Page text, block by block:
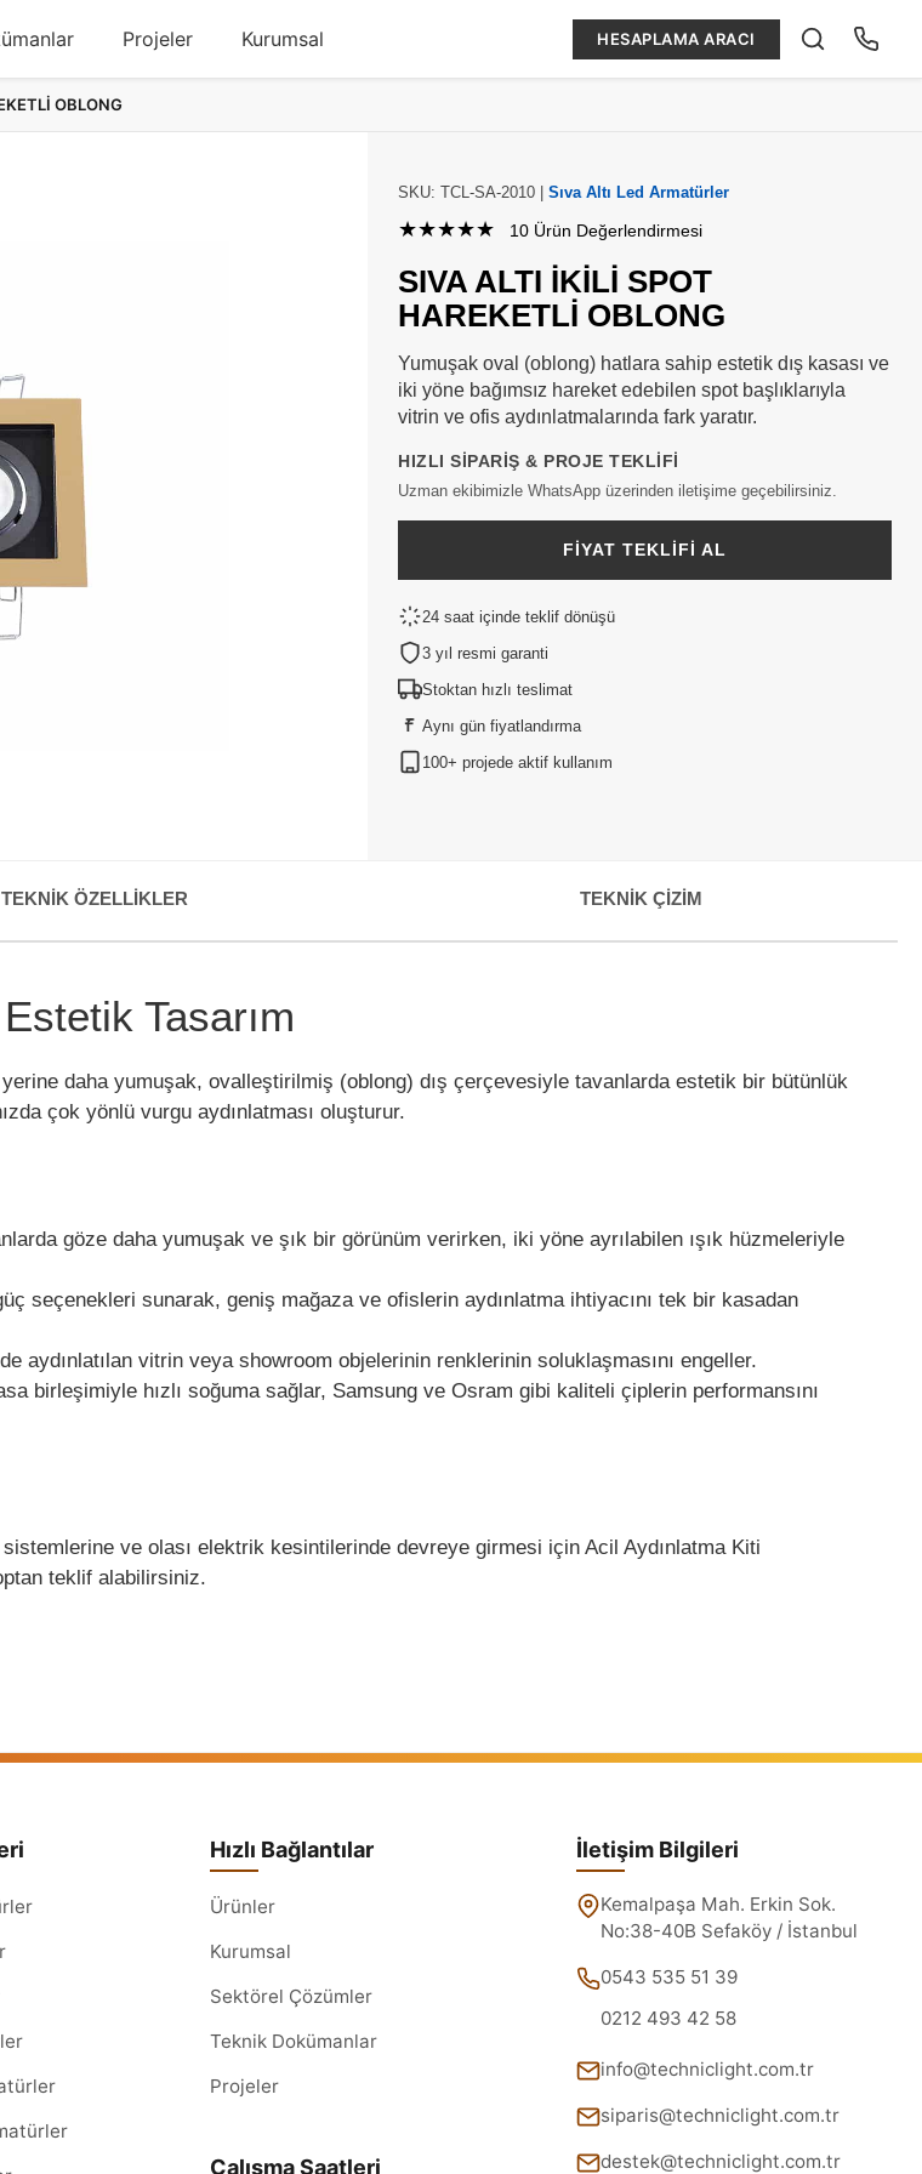
Projeler Kurumsal HESAPLAMA ARACI
OBLONG
SKU: TCL-SA-2010 |Sıva Altı Led Armatürler
★★★★★ 10 Ürün Değerlendirmesi
SIVA ALTI İKILI SPOT
HAREKETLI OBLONG
Yumuşak oval (oblong) hatlara sahip estetik dış kasası ve
iki yöne bağımsız hareket edebilen spot başlıklarıyla
vitrin ve ofis aydınlatmalarında fark yaratır.
HIZLI SIPARIŞ & PROJE TEKLIFI
Uzman ekibimizle WhatsApp üzerinden iletişime geçebilirsiniz.
FIYAT TEKLIFI AL
24 saat içinde teklif dönüşü
3 yıl resmi garanti
Stoktan hızlı teslimat
Aynı gün fiyatlandırma
100+ projede aktif kullanım
TEKNIK ÖZELLIKLER TEKNIK ÇIZIM
Tasarım
daha yumuşak, ovalleştirilmiş (oblong) dış çerçevesiyle tavanlarda estetik bir bütünlük
çok yönlü vurgu aydınlatması oluşturur.
göze daha yumuşak ve şık bir görünüm verirken, iki yöne ayrılabilen ışık hüzmeleriyle
seçenekleri sunarak, geniş mağaza ve ofislerin aydınlatma ihtiyacını tek bir kasadan
aydınlatılan vitrin veya showroom objelerinin renklerinin soluklaşmasını engeller.
birleşimiyle hızlı soğuma sağlar, Samsung ve Osram gibi kaliteli çiplerin performansını
ve olası elektrik kesintilerinde devreye girmesi için Acil Aydınlatma Kiti
teklif alabilirsiniz.
Hızlı Bağlantılar
Ürünler
Kurumsal
Sektörel Çözümler
Teknik Dokümanlar
Projeler
Çalışma Saatleri
İletişim Bilgileri
Kemalpaşa Mah. Erkin Sok.
No:38-40B Sefaköy / İstanbul
0543 535 51 39
0212 493 42 58
info@techniclight.com.tr
siparis@techniclight.com.tr
destek@techniclight.com.tr